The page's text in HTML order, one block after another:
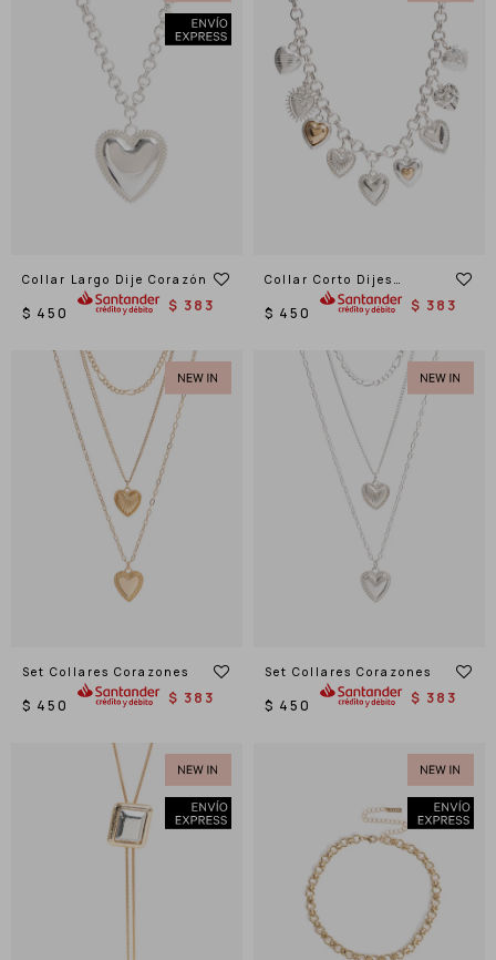
Collar Largo Dije Corazón
$ 450 $ 383
Collar Corto Dijes
Corazones
$ 450 $ 383
Set Collares Corazones
$ 450 $ 383
Set Collares Corazones
$ 450 $ 383